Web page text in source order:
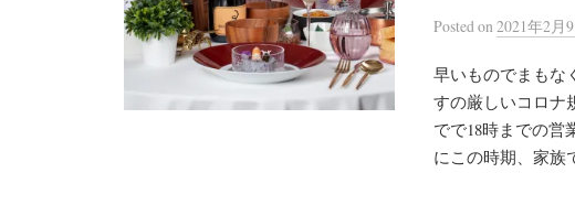
Posted on 2021年2月
早いものでまもな
すの厳しいコロナ
でで18時までの営
にこの時期、家族